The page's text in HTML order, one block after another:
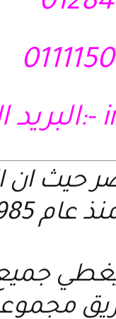
-:البريد
حيث
1985 م
جميع